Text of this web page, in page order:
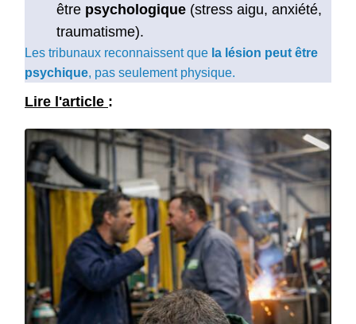
être psychologique (stress aigu, anxiété,
traumatisme).
Les tribunaux reconnaissent que la lésion peut être
psychique, pas seulement physique.
Lire l'article :